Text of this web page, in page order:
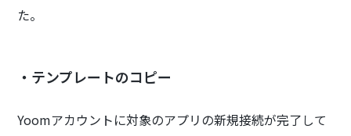
た。
・テンプレートのコピー
Yoomアカウントに対象のアプリの新規接続が完了して